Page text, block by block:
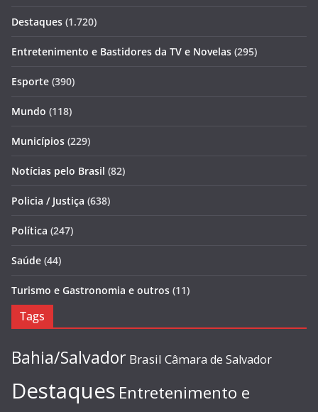
Destaques (1.720)
Entretenimento e Bastidores da TV e Novelas (295)
Esporte (390)
Mundo (118)
Municípios (229)
Notícias pelo Brasil (82)
Policia / Justiça (638)
Política (247)
Saúde (44)
Turismo e Gastronomia e outros (11)
Tags
Bahia/Salvador Brasil Câmara de Salvador
Destaques Entretenimento e